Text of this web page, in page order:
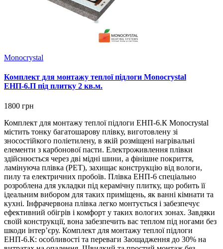
Monocrystal
Комплект для монтажу теплої підлоги Monocrystal
ЕНП-6.П під плитку 2 кв.м.
1800 грн
Комплект для монтажу теплої підлоги ЕНП-6.К Monocrystal
містить тонку багатошарову плівку, виготовлену зі
зносостійкого поліетилену, в якій розміщені нагрівальні
елементи з карбонової пасти. Електроживлення плівки
здійснюється через дві мідні шини, а фінішне покриття,
ламінуюча плівка (РЕТ), захищає конструкцію від вологи,
пилу та електричних пробоїв. Плівка ЕНП-6 спеціально
розроблена для укладки під керамічну плитку, що робить її
ідеальним вибором для таких приміщень, як ванні кімнати та
кухні. Інфрачервона плівка легко монтується і забезпечує
ефективний обігрів і комфорт у таких вологих зонах. Завдяки
своїй конструкції, вона забезпечить вас теплом під ногами без
шкоди інтер’єру. Комплект для монтажу теплої підлоги
ЕНП-6.К: особливості та переваги Заощадження до 30% на